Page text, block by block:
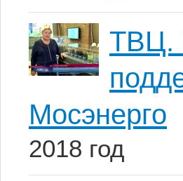
ТВЦ.
Мосэнерго
2018 год